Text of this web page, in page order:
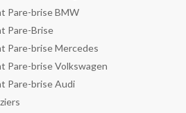
Pare-brise BMW
Pare-Brise
Pare-brise Mercedes
Pare-brise Volkswagen
Pare-brise Audi